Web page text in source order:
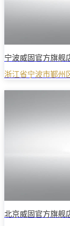
宁波威固官方旗舰
浙江省宁波市鄞州
北京威固官方旗舰